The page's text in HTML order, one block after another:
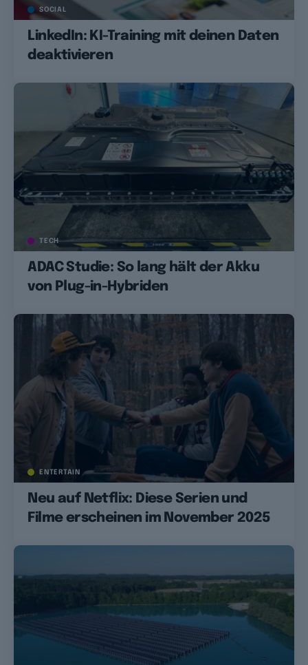
SOCIAL
LinkedIn: KI-Training mit deinen Daten
deaktivieren
TECH
ADAC Studie: So lang hält der Akku
von Plug-in-Hybriden
ENTERTAIN
Neu auf Netflix: Diese Serien und
Filme erscheinen im November 2025